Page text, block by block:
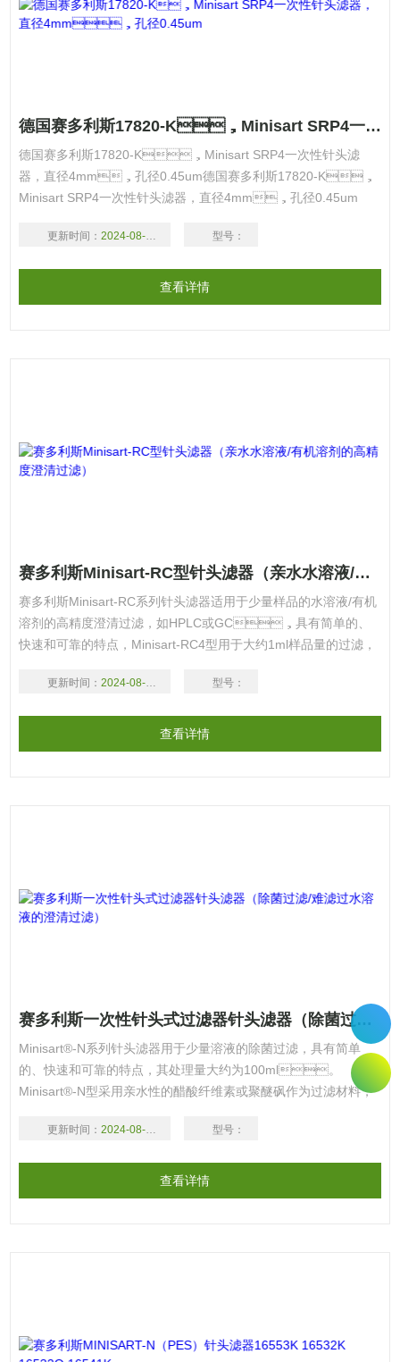
德国赛多利斯17820-K，Minisart SRP4一次性针头滤器，直径4mm，孔径0.45um
德国赛多利斯17820-K，Minisart SRP4一次性针头滤
器，直径4mm，孔径0.45um德国赛多利斯17820-K，
Minisart SRP4一次性针头滤器，直径4mm，孔径0.45um
更新时间： 2024-08-18 型号：
查看详情
赛多利斯Minisart-RC型针头滤器（亲水水溶液/有机溶剂的高精度澄清过滤）
赛多利斯Minisart-RC系列针头滤器适用于少量样品的水溶液/有机
溶剂的高精度澄清过滤，如HPLC或GC，具有简单的、
快速和可靠的特点，Minisart-RC4型用于大约1ml样品量的过滤，
型用于大约100ml样品量的过滤。 Minisart-RC4 Minisart-RC15
更新时间： 2024-08-18 型号：
查看详情
赛多利斯一次性针头式过滤器针头滤器（除菌过滤/难滤过水溶液的澄清过滤）
Minisart®-N系列针头滤器用于少量溶液的除菌过滤，具有简单
的、快速和可靠的特点，其处理量大约为100ml。
Minisart®-N型采用亲水性的醋酸纤维素或聚醚砜作为过滤材料，
作为预过滤膜，适用于较难过滤的液体样品，以提高通透性，甚至
更新时间： 2024-08-18 型号：
查看详情